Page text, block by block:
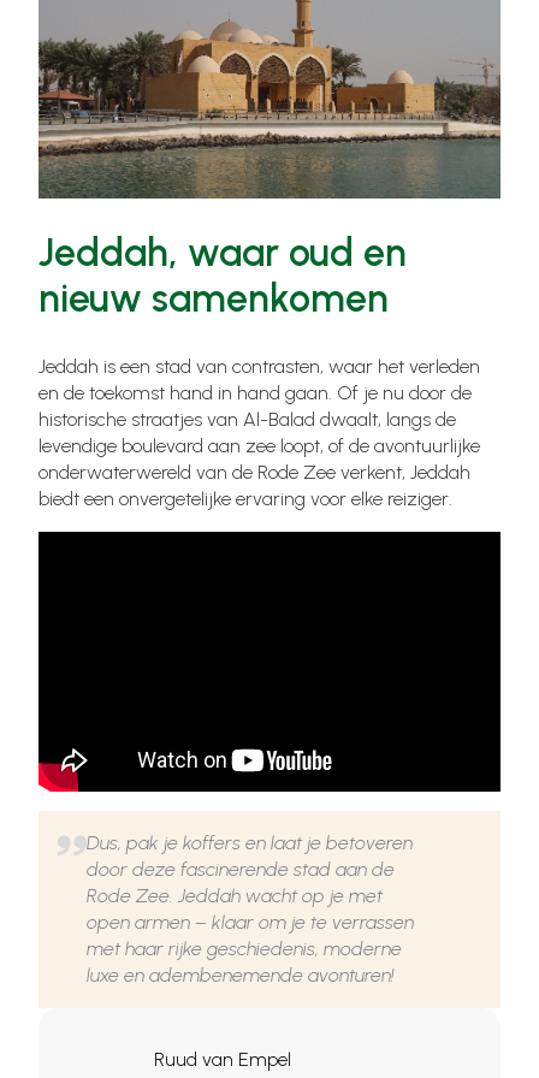
Jeddah, waar oud en
nieuw samenkomen
Jeddah is een stad van contrasten, waar het verleden
en de toekomst hand in hand gaan. Of je nu door de
historische straatjes van Al-Balad dwaalt, langs de
levendige boulevard aan zee loopt, of de avontuurlijke
onderwaterwereld van de Rode Zee verkent, Jeddah
biedt een onvergetelijke ervaring voor elke reiziger.
Dus, pak je koffers en laat je betoveren
door deze fascinerende stad aan de
Rode Zee. Jeddah wacht op je met
open armen – klaar om je te verrassen
met haar rijke geschiedenis, moderne
luxe en adembenemende avonturen!
Ruud van Empel